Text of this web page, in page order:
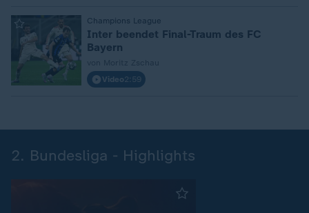
Champions League
Inter beendet Final-Traum des FC
Bayern
Video2:59
2. Bundesliga - Highlights